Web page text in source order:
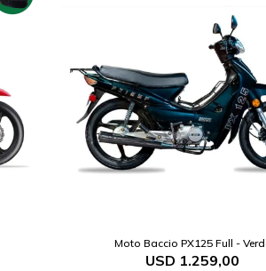
Moto Baccio PX125 Full -
USD 1.259,00